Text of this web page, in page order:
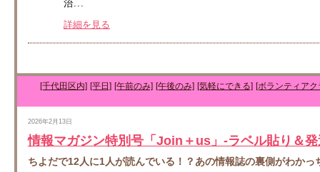
治...
詳細を見る
[千代田区内] [平日] [午前のみ] [午後のみ] [気軽にできる] [ボランティア
2026年2月13日
情報マガジン特別号「Join＋us」-ラベル貼り＆
ちよだで12人に1人が読んでいる！？あの情報誌の裏側がわかっ